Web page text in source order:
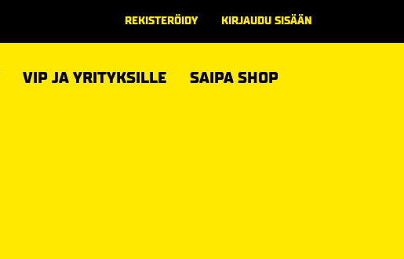
REKISTERÖIDY KIRJAUDU SISÄÄN
VIP JA YRITYKSILLE SAIPA SHOP